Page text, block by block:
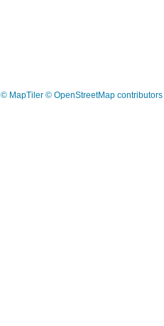
© MapTiler © OpenStreetMap contributors